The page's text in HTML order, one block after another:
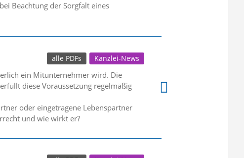
Beachtung der Sorgfalt eines
Kanzlei-News
alle PDFs
ein Mitunternehmer wird. Die
diese Voraussetzung regelmäßig
oder eingetragene Lebenspartner
und wie wirkt er?